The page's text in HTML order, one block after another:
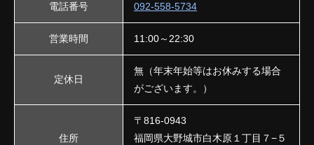
電話番号 092-558-5734
営業時間 11:00～22:30
定休日
無（年末年始等はお休みする場合
がございます。）
住所
〒816-0943
福岡県大野城市白木原１丁目７−５